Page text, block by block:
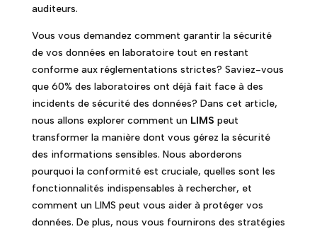
auditeurs.
Vous vous demandez comment garantir la sécurité
de vos données en laboratoire tout en restant
conforme aux réglementations strictes? Saviez-vous
que 60% des laboratoires ont déjà fait face à des
incidents de sécurité des données? Dans cet article,
nous allons explorer comment un LIMS peut
transformer la manière dont vous gérez la sécurité
des informations sensibles. Nous aborderons
pourquoi la conformité est cruciale, quelles sont les
fonctionnalités indispensables à rechercher, et
comment un LIMS peut vous aider à protéger vos
données. De plus, nous vous fournirons des stratégies